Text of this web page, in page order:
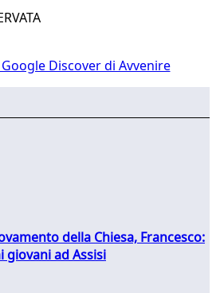
Discover di Avvenire
della Chiesa, Francesco:
giovani ad Assisi